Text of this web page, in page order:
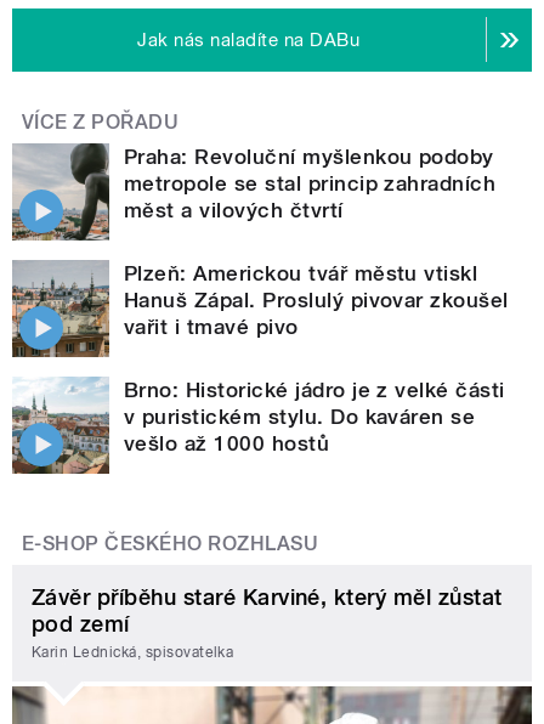
Jak nás naladíte na DABu
VÍCE Z POŘADU
Praha: Revoluční myšlenkou podoby
metropole se stal princip zahradních
měst a vilových čtvrtí
Plzeň: Americkou tvář městu vtiskl
Hanuš Zápal. Proslulý pivovar zkoušel
vařit i tmavé pivo
Brno: Historické jádro je z velké části
v puristickém stylu. Do kaváren se
vešlo až 1000 hostů
E-SHOP ČESKÉHO ROZHLASU
Závěr příběhu staré Karviné, který měl zůstat
pod zemí
Karin Lednická, spisovatelka